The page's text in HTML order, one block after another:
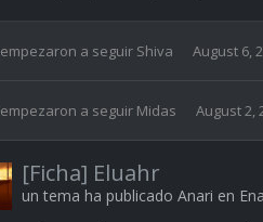
empezaron a seguir Shiva August 6,
empezaron a seguir Midas August 2,
[Ficha] Eluahr
un tema ha publicado Anari en